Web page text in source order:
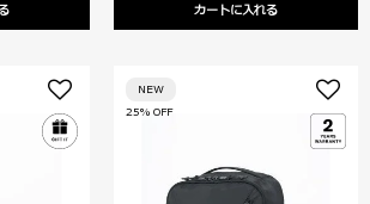
カートに入れる
25% OFF
NEW